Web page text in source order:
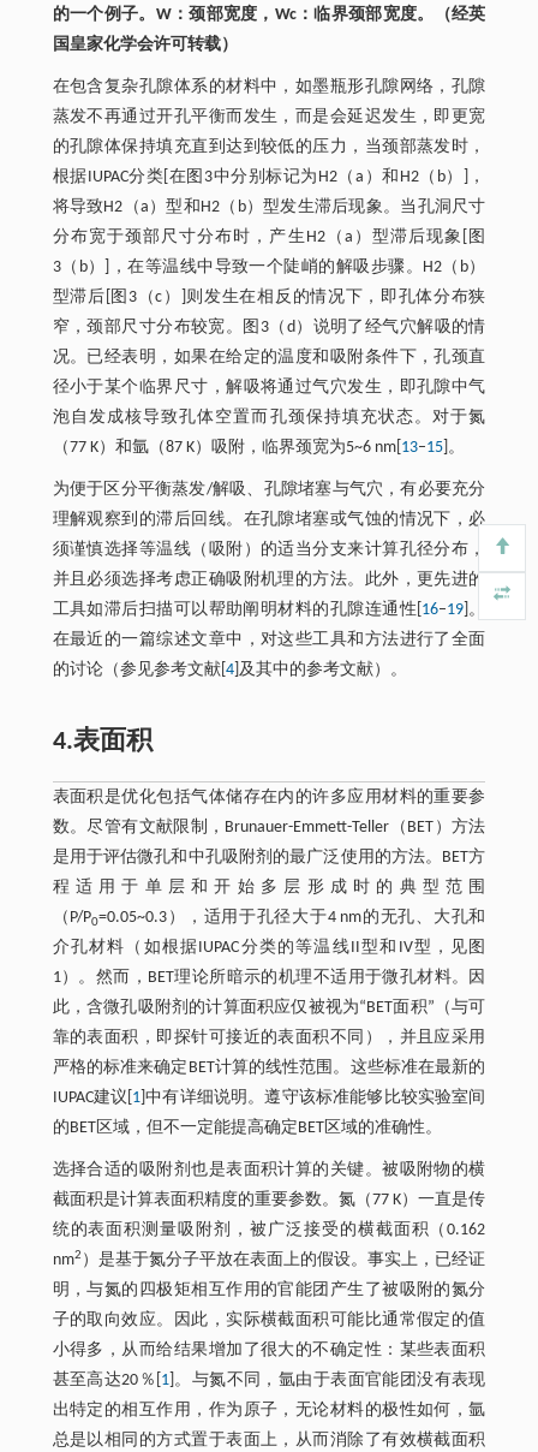
的一个例子。 W：颈部宽度，Wc：临界颈部宽度。（经英
国皇家化学会许可转载）
在包含复杂孔隙体系的材料中，如墨瓶形孔隙网络，孔隙
蒸发不再通过开孔平衡而发生，而是会延迟发生，即更宽
的孔隙体保持填充直到达到较低的压力，当颈部蒸发时，
根据IUPAC分类[在图3中分别标记为H2（a）和H2（b）]，
将导致H2（a）型和H2（b）型发生滞后现象。当孔洞尺寸
分布宽于颈部尺寸分布时，产生H2（a）型滞后现象[图
3（b）]，在等温线中导致一个陡峭的解吸步骤。H2（b）
型滞后[图3（c）]则发生在相反的情况下，即孔体分布狭
窄，颈部尺寸分布较宽。图3（d）说明了经气穴解吸的情
况。已经表明，如果在给定的温度和吸附条件下，孔颈直
径小于某个临界尺寸，解吸将通过气穴发生，即孔隙中气
泡自发成核导致孔体空置而孔颈保持填充状态。对于氮
（77 K）和氩（87 K）吸附，临界颈宽为5~6 nm[ 13–15]。
为便于区分平衡蒸发/解吸、孔隙堵塞与气穴，有必要充分
理解观察到的滞后回线。在孔隙堵塞或气蚀的情况下，必
须谨慎选择等温线（吸附）的适当分支来计算孔径分布，
并且必须选择考虑正确吸附机理的方法。此外，更先进的
工具如滞后扫描可以帮助阐明材料的孔隙连通性[ 16–19]。
在最近的一篇综述文章中，对这些工具和方法进行了全面
的讨论（参见参考文献[ 4]及其中的参考文献）。
4.表面积
表面积是优化包括气体储存在内的许多应用材料的重要参
数。尽管有文献限制，Brunauer-Emmett-Teller（BET）方法
是用于评估微孔和中孔吸附剂的最广泛使用的方法。BET方
程适用于单层和开始多层形成时的典型范围
（P/P0=0.05~0.3），适用于孔径大于4 nm的无孔、大孔和
介孔材料（如根据IUPAC分类的等温线II型和IV型，见图
1）。然而，BET理论所暗示的机理不适用于微孔材料。因
此，含微孔吸附剂的计算面积应仅被视为“BET面积”（与可
靠的表面积，即探针可接近的表面积不同），并且应采用
严格的标准来确定BET计算的线性范围。这些标准在最新的
IUPAC建议[ 1 ]中有详细说明。遵守该标准能够比较实验室间
的BET区域，但不一定能提高确定BET区域的准确性。
选择合适的吸附剂也是表面积计算的关键。被吸附物的横
截面积是计算表面积精度的重要参数。氮（77 K）一直是传
统的表面积测量吸附剂，被广泛接受的横截面积（0.162
nm2 ）是基于氮分子平放在表面上的假设。事实上，已经证
明，与氮的四极矩相互作用的官能团产生了被吸附的氮分
子的取向效应。因此，实际横截面积可能比通常假定的值
小得多，从而给结果增加了很大的不确定性：某些表面积
甚至高达20％[ 1 ]。与氮不同，氩由于表面官能团没有表现
出特定的相互作用，作为原子，无论材料的极性如何，氩
总是以相同的方式置于表面上，从而消除了有效横截面积